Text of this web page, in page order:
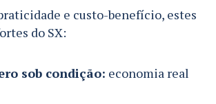
e custo-benefício, estes
do SX:
sob condição: economia real